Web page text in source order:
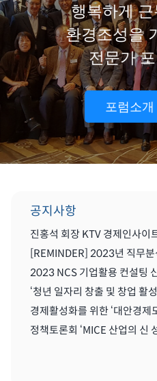
행복하게
환경조성을
전문가
포럼소
공지사항
진홍석 회장 KTV 경제인사이
[REMINDER] 2023년 직무분
2023 NCS 기업활용 컨설팅
경제활성화를 위한 ‘대안경제